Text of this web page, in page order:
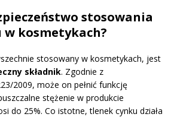
stosowania
kosmetykach?
stosowany w kosmetykach, jest
składnik. Zgodnie z
2009, może on pełnić funkcję
stężenie w produkcie
do 25%. Co istotne, tlenek cynku działa